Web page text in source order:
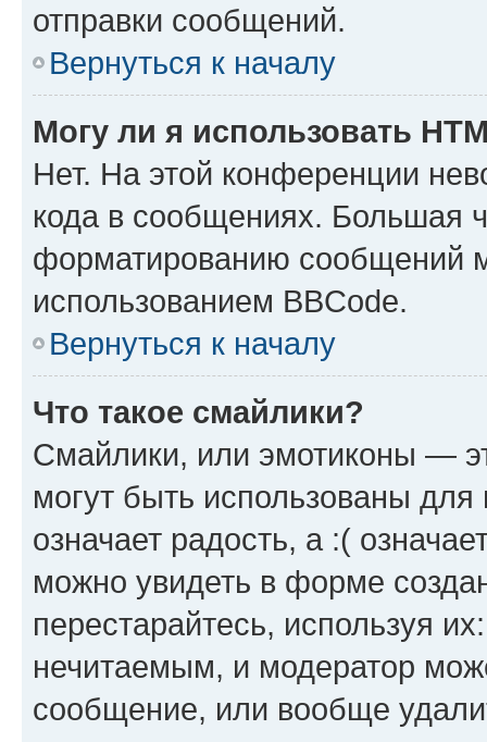
отправки сообщений.
Вернуться к началу
Могу ли я использовать
Нет. На этой конференции
кода в сообщениях. Большая
форматированию сообщений
использованием BBCode.
Вернуться к началу
Что такое смайлики?
Смайлики, или эмотиконы —
могут быть использованы
означает радость, а :(
можно увидеть в форме
перестарайтесь, используя
нечитаемым, и модератор
сообщение, или вообще